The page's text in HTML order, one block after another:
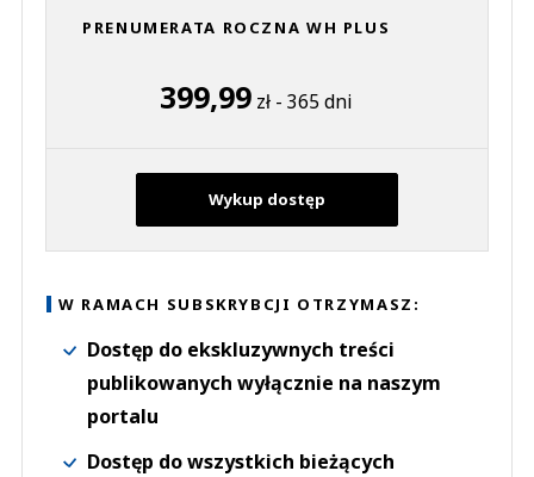
PRENUMERATA ROCZNA WH PLUS
399,99zł - 365 dni
Wykup dostęp
W RAMACH SUBSKRYBCJI OTRZYMASZ:
Dostęp do ekskluzywnych treści
publikowanych wyłącznie na naszym
portalu
Dostęp do wszystkich bieżących